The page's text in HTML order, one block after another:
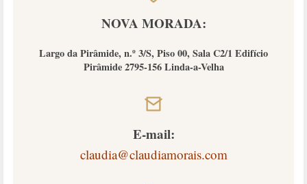
NOVA MORADA:
Largo da Pirâmide, n.º 3/S, Piso 00, Sala C2/1 Edifício
Pirâmide 2795-156 Linda-a-Velha
E-mail:
claudia@claudiamorais.com